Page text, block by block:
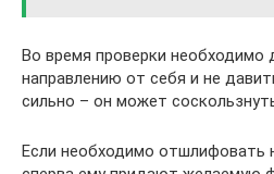
Во время проверки необходимо
направлению от себя и не
сильно – он может
Если необходимо отшлифовать